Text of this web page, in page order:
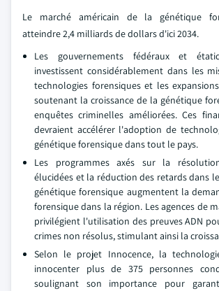
Le marché américain de la génétique
atteindre 2,4 milliards de dollars d'ici 2034.
Les gouvernements fédéraux et
investissent considérablement dans les
technologies forensiques et les
soutenant la croissance de la génétique
enquêtes criminelles améliorées. Ces
devraient accélérer l'adoption de
génétique forensique dans tout le pays.
Les programmes axés sur la
élucidées et la réduction des retards dans
génétique forensique augmentent la
forensique dans la région. Les agences de
privilégient l'utilisation des preuves ADN
crimes non résolus, stimulant ainsi la
Selon le projet Innocence, la
innocenter plus de 375 personnes
soulignant son importance pour